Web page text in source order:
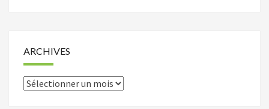
ARCHIVES
Archives